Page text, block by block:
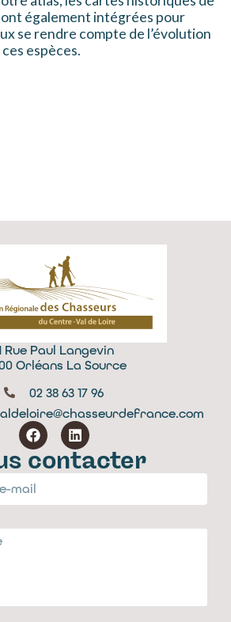
également intégrées pour
se rendre compte de l’évolution
espèces.
Rue Paul Langevin
Orléans La Source
02 38 63 17 96
contacter